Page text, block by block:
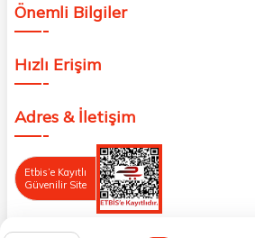
Önemli Bilgiler
Hızlı Erişim
Adres & İletişim
Etbis’e Kayıtlı
Güvenilir Site